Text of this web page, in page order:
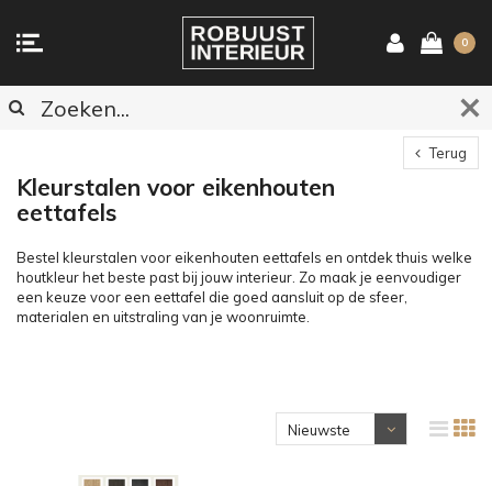
0
Terug
Kleurstalen voor eikenhouten
eettafels
Bestel kleurstalen voor eikenhouten eettafels en ontdek thuis welke
houtkleur het beste past bij jouw interieur. Zo maak je eenvoudiger
een keuze voor een eettafel die goed aansluit op de sfeer,
materialen en uitstraling van je woonruimte.
Nieuwste